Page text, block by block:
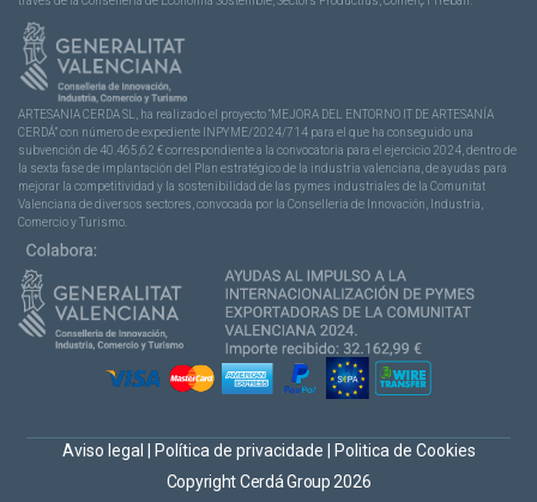
ARTESANIA CERDA SL, ha realizado el proyecto “MEJORA DEL ENTORNO IT DE ARTESANÍA
CERDÁ” con número de expediente INPYME/2024/714 para el que ha conseguido una
subvención de 40.465,62 € correspondiente a la convocatoria para el ejercicio 2024, dentro de
la sexta fase de implantación del Plan estratégico de la industria valenciana, de ayudas para
mejorar la competitividad y la sostenibilidad de las pymes industriales de la Comunitat
Valenciana de diversos sectores, convocada por la Conselleria de Innovación, Industria,
Comercio y Turismo.
Copyright Cerdá Group 2026
Aviso legal Política de privacidade Politica de Cookies